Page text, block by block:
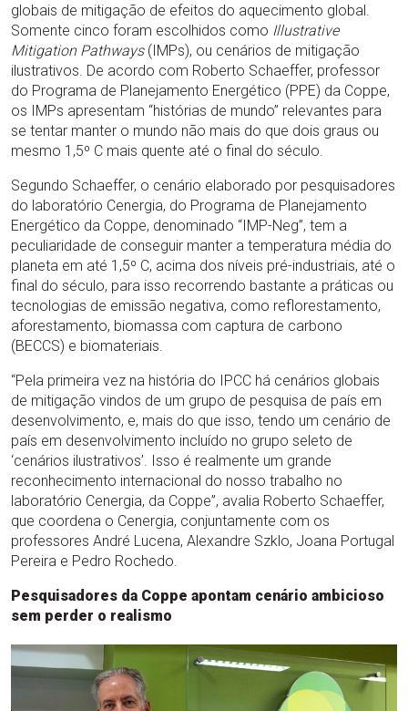
globais de mitigação de efeitos do aquecimento global.
Somente cinco foram escolhidos como Illustrative
Mitigation Pathways(IMPs), ou cenários de mitigação
ilustrativos. De acordo com Roberto Schaeffer, professor
do Programa de Planejamento Energético (PPE) da Coppe,
os IMPs apresentam “histórias de mundo” relevantes para
se tentar manter o mundo não mais do que dois graus ou
mesmo 1,5º C mais quente até o final do século.
Segundo Schaeffer, o cenário elaborado por pesquisadores
do laboratório Cenergia, do Programa de Planejamento
Energético da Coppe, denominado “IMP-Neg”, tem a
peculiaridade de conseguir manter a temperatura média do
planeta em até 1,5º C, acima dos níveis pré-industriais, até o
final do século, para isso recorrendo bastante a práticas ou
tecnologias de emissão negativa, como reflorestamento,
aforestamento, biomassa com captura de carbono
(BECCS) e biomateriais.
“Pela primeira vez na história do IPCC há cenários globais
de mitigação vindos de um grupo de pesquisa de país em
desenvolvimento, e, mais do que isso, tendo um cenário de
país em desenvolvimento incluído no grupo seleto de
‘cenários ilustrativos’. Isso é realmente um grande
reconhecimento internacional do nosso trabalho no
laboratório Cenergia, da Coppe”, avalia Roberto Schaeffer,
que coordena o Cenergia, conjuntamente com os
professores André Lucena, Alexandre Szklo, Joana Portugal
Pereira e Pedro Rochedo.
Pesquisadores da Coppe apontam cenário ambicioso
sem perder o realismo